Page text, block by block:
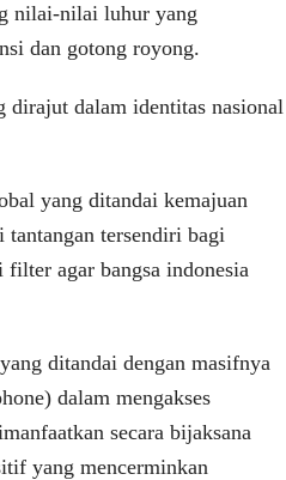
nilai-nilai luhur yang
dan gotong royong.
dirajut dalam identitas nasional
yang ditandai kemajuan
tersendiri bagi
filter agar bangsa indonesia
ditandai dengan masifnya
dalam mengakses
secara bijaksana
yang mencerminkan